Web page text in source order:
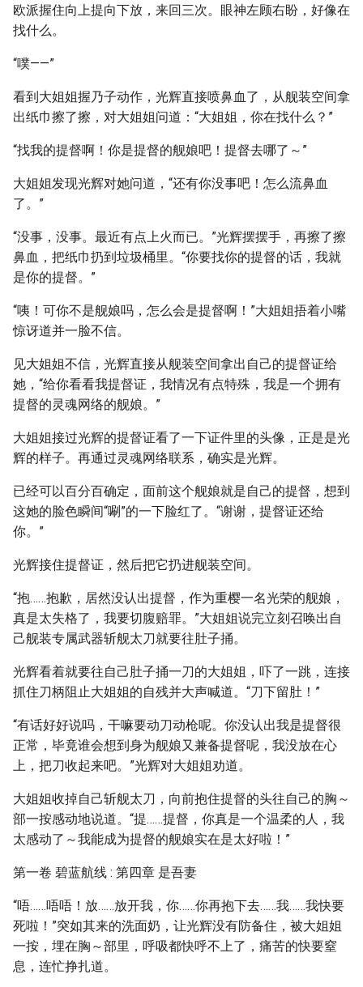
欧派握住向上提向下放，来回三次。眼神左顾右盼，好像在
找什么。
“噗——”
看到大姐姐握乃子动作，光辉直接喷鼻血了，从舰装空间拿
出纸巾擦了擦，对大姐姐问道：“大姐姐，你在找什么？”
“找我的提督啊！你是提督的舰娘吧！提督去哪了～”
大姐姐发现光辉对她问道，“还有你没事吧！怎么流鼻血
了。”
“没事，没事。最近有点上火而已。”光辉摆摆手，再擦了擦
鼻血，把纸巾扔到垃圾桶里。“你要找你的提督的话，我就
是你的提督。”
“咦！可你不是舰娘吗，怎么会是提督啊！”大姐姐捂着小嘴
惊讶道并一脸不信。
见大姐姐不信，光辉直接从舰装空间拿出自己的提督证给
她，“给你看看我提督证，我情况有点特殊，我是一个拥有
提督的灵魂网络的舰娘。”
大姐姐接过光辉的提督证看了一下证件里的头像，正是是光
辉的样子。再通过灵魂网络联系，确实是光辉。
已经可以百分百确定，面前这个舰娘就是自己的提督，想到
这她的脸色瞬间“唰”的一下脸红了。“谢谢，提督证还给
你。”
光辉接住提督证，然后把它扔进舰装空间。
“抱……抱歉，居然没认出提督，作为重樱一名光荣的舰娘，
真是太失格了，我要切腹赔罪。”大姐姐说完立刻召唤出自
己舰装专属武器斩舰太刀就要往肚子捅。
光辉看着就要往自己肚子捅一刀的大姐姐，吓了一跳，连接
抓住刀柄阻止大姐姐的自残并大声喊道。“刀下留肚！”
“有话好好说吗，干嘛要动刀动枪呢。你没认出我是提督很
正常，毕竟谁会想到身为舰娘又兼备提督呢，我没放在心
上，把刀收起来吧。”光辉对大姐姐劝道。
大姐姐收掉自己斩舰太刀，向前抱住提督的头往自己的胸～
部一按感动地说道。“提……提督，你真是一个温柔的人，我
太感动了～我能成为提督的舰娘实在是太好啦！”
第一卷 碧蓝航线 : 第四章 是吾妻
“唔……唔唔！放……放开我，你……你再抱下去……我……我快要
死啦！”突如其来的洗面奶，让光辉没有防备住，被大姐姐
一按，埋在胸～部里，呼吸都快呼不上了，痛苦的快要窒
息，连忙挣扎道。